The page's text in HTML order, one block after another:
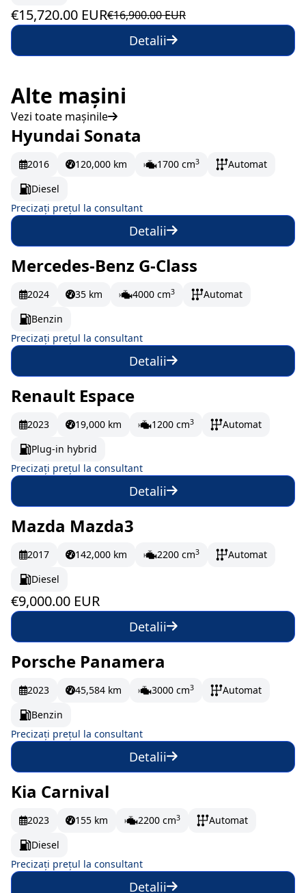
€15,720.00 EUR€16,900.00 EUR
Detalii
Alte mașini
Vezi toate mașinile
La comandă
Hyundai Sonata
2016 120,000 km 1700 cm3
Automat
Diesel
Precizați prețul la consultant
Detalii
La comandă
Mercedes-Benz G-Class
2024 35 km 4000 cm3
Automat
Benzin
Precizați prețul la consultant
Detalii
La comandă
Renault Espace
2023 19,000 km 1200 cm3
Automat
Plug-in hybrid
Precizați prețul la consultant
Detalii
La comandă 150 EUR/lună
Mazda Mazda3
2017 142,000 km 2200 cm3
Automat
Diesel
€9,000.00 EUR
Detalii
La comandă
Porsche Panamera
2023 45,584 km 3000 cm3
Automat
Benzin
Precizați prețul la consultant
Detalii
La comandă
Kia Carnival
2023 155 km 2200 cm3
Automat
Diesel
Precizați prețul la consultant
Detalii